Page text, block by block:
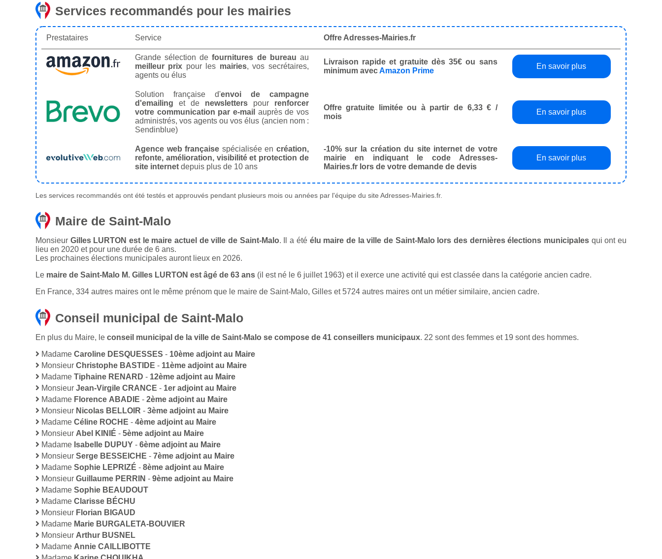
Services recommandés pour les mairies
Prestataires Service Offre Adresses-Mairies.fr
Grande sélection defournitures de bureau au
meilleur prix pour les mairies, vos secrétaires,
agents ou élus
Livraison rapide et gratuite dès 35€ ou sans
minimum avecAmazon Prime
En savoir plus
Solution française d'envoi de campagne
d'emailing et de newsletterspour renforcer
votre communication par e-mail auprès de vos
administrés, vos agents ou vos élus (ancien nom :
Sendinblue)
Offre gratuite limitée ou à partir de 6,33 € /
mois
En savoir plus
Agence web française spécialisée en création,
refonte, amélioration, visibilité et protection de
site internet depuis plus de 10 ans
-10% sur la création du site internet de votre
mairie en indiquant le code Adresses-
Mairies.fr lors de votre demande de devis
En savoir plus
Les services recommandés ont été testés et approuvés pendant plusieurs mois ou années par l'équipe du site Adresses-Mairies.fr.
Maire de Saint-Malo
Monsieur Gilles LURTON est le maire actuel de ville de Saint-Malo. Il a été élu maire de la ville de Saint-Malo lors des dernières élections municipalesqui ont eu
lieu en 2020 et pour une durée de 6 ans.
Les prochaines élections municipales auront lieux en 2026.
Le maire de Saint-Malo M. Gilles LURTON est âgé de 63 ans (il est né le 6 juillet 1963) et il exerce une activité qui est classée dans la catégorie ancien cadre.
En France, 334 autres maires ont le même prénom que le maire de Saint-Malo, Gilles et 5724 autres maires ont un métier similaire, ancien cadre.
Conseil municipal de Saint-Malo
En plus du Maire, le conseil municipal de la ville de Saint-Malo se compose de 41 conseillers municipaux. 22 sont des femmes et 19 sont des hommes.
Madame Caroline DESQUESSES - 10ème adjoint au Maire
Monsieur Christophe BASTIDE - 11ème adjoint au Maire
Madame Tiphaine RENARD - 12ème adjoint au Maire
Monsieur Jean-Virgile CRANCE - 1er adjoint au Maire
Madame Florence ABADIE - 2ème adjoint au Maire
Monsieur Nicolas BELLOIR - 3ème adjoint au Maire
Madame Céline ROCHE - 4ème adjoint au Maire
Monsieur Abel KINIÉ - 5ème adjoint au Maire
Madame Isabelle DUPUY - 6ème adjoint au Maire
Monsieur Serge BESSEICHE - 7ème adjoint au Maire
Madame Sophie LEPRIZÉ - 8ème adjoint au Maire
Monsieur Guillaume PERRIN - 9ème adjoint au Maire
Madame Sophie BEAUDOUT
Madame Clarisse BÉCHU
Monsieur Florian BIGAUD
Madame Marie BURGALETA-BOUVIER
Monsieur Arthur BUSNEL
Madame Annie CAILLIBOTTE